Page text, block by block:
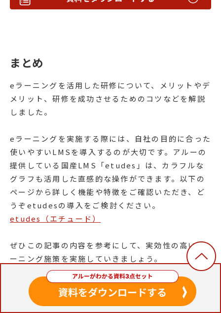
まとめ
eラーニングを活用した研修について、メリットやデ
メリット、研修を成功させるためのコツなどを解説
しました。
eラーニングを実施する際には、自社の目的に合った
使いやすいLMSを導入するのが大切です。アルーの
提供している国産LMS「etudes」は、カラフルな
グラフも活用した直感的な操作ができます。以下の
ページから詳しく機能や特徴をご確認いただき、ど
うぞetudesの導入をご検討ください。
etudes（エチュード）
ぜひこの記事の内容を参考にして、実効性の高いeラ
ーニング施策を実施していきましょう。